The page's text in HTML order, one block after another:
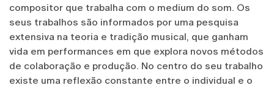
compositor que trabalha com o medium do som. Os
seus trabalhos são informados por uma pesquisa
extensiva na teoria e tradição musical, que ganham
vida em performances em que explora novos métodos
de colaboração e produção. No centro do seu trabalho
existe uma reflexão constante entre o individual e o